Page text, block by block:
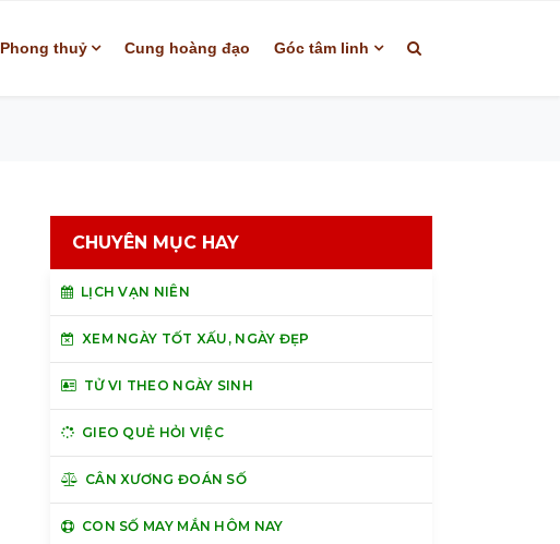
Phong thuỷ Cung hoàng đạo Góc tâm linh
CHUYÊN MỤC HAY
LỊCH VẠN NIÊN
XEM NGÀY TỐT XẤU, NGÀY ĐẸP
TỬ VI THEO NGÀY SINH
GIEO QUẺ HỎI VIỆC
CÂN XƯƠNG ĐOÁN SỐ
CON SỐ MAY MẮN HÔM NAY